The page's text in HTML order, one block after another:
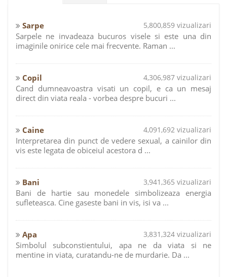
Sarpe 5,800,859 vizualizari
Sarpele ne invadeaza bucuros visele si este una din
imaginile onirice cele mai frecvente. Raman ...
Copil 4,306,987 vizualizari
Cand dumneavoastra visati un copil, e ca un mesaj
direct din viata reala - vorbea despre bucuri ...
Caine 4,091,692 vizualizari
Interpretarea din punct de vedere sexual, a cainilor din
vis este legata de obiceiul acestora d ...
Bani 3,941,365 vizualizari
Bani de hartie sau monedele simbolizeaza energia
sufleteasca. Cine gaseste bani in vis, isi va ...
Apa 3,831,324 vizualizari
Simbolul subconstientului, apa ne da viata si ne
mentine in viata, curatandu-ne de murdarie. Da ...